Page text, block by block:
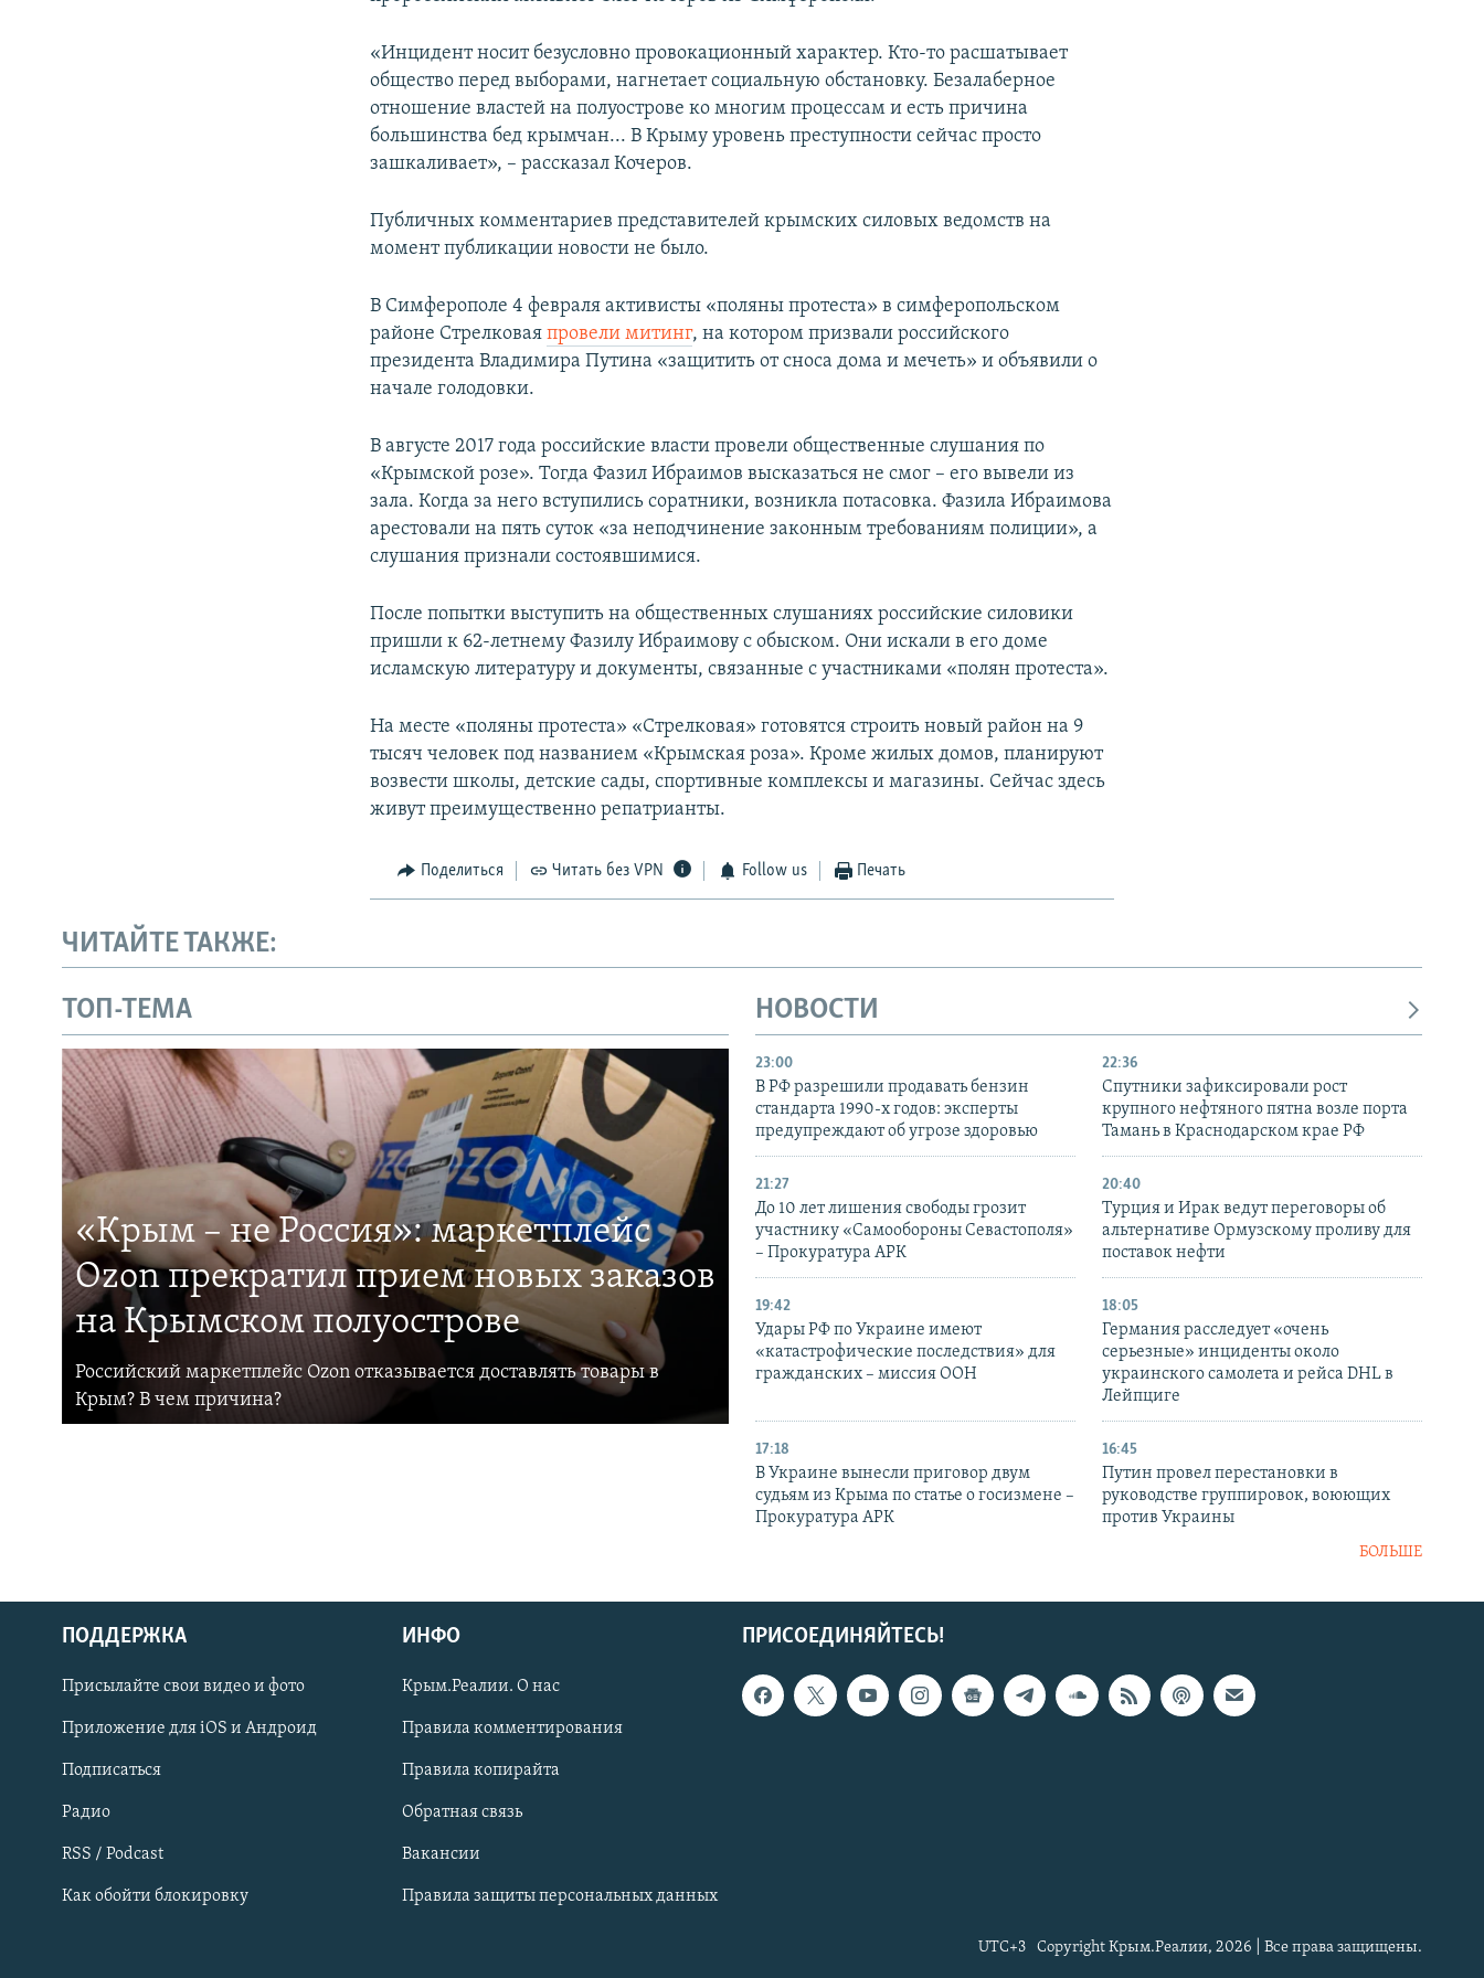
Українською
Qırımtatar
ПРИСОЕДИНЯЙТЕСЬ!
«Инцидент носит безусловно провокационный характер. Кто-то расшатывает
общество перед выборами, нагнетает социальную обстановку. Безалаберное
отношение властей на полуострове ко многим процессам и есть причина
большинства бед крымчан... В Крыму уровень преступности сейчас просто
зашкаливает», – рассказал Кочеров.
Публичных комментариев представителей крымских силовых ведомств на
момент публикации новости не было.
В Симферополе 4 февраля активисты «поляны протеста» в симферопольском
районе Стрелковая ​провели митинг, на котором призвали российского
президента Владимира Путина «защитить от сноса дома и мечеть» и объявили о
начале голодовки.
В августе 2017 года российские власти провели общественные слушания по
«Крымской розе». Тогда Фазил Ибраимов высказаться не смог – его вывели из
зала. Когда за него вступились соратники, возникла потасовка. Фазила Ибраимова
арестовали на пять суток «за неподчинение законным требованиям полиции», а
слушания признали состоявшимися.
После попытки выступить на общественных слушаниях российские силовики
пришли к 62-летнему Фазилу Ибраимову с обыском. Они искали в его доме
исламскую литературу и документы, связанные с участниками «полян протеста».
На месте «поляны протеста» «Стрелковая» готовятся строить новый район на 9
тысяч человек под названием «Крымская роза». Кроме жилых домов, планируют
возвести школы, детские сады, спортивные комплексы и магазины. Сейчас здесь
живут преимущественно репатрианты.
Поделиться Читать без VPN Follow us Печать
ЧИТАЙТЕ ТАКЖЕ:
ТОП-ТЕМА
«Крым – не Россия»: маркетплейс
Ozon прекратил прием новых заказов
на Крымском полуострове
Российский маркетплейс Ozon отказывается доставлять товары в
Крым? В чем причина?
НОВОСТИ
23:00
В РФ разрешили продавать бензин
стандарта 1990-х годов: эксперты
предупреждают об угрозе здоровью
22:36
Спутники зафиксировали рост
крупного нефтяного пятна возле порта
Тамань в Краснодарском крае РФ
21:27
До 10 лет лишения свободы грозит
участнику «Самообороны Севастополя»
– Прокуратура АРК
20:40
Турция и Ирак ведут переговоры об
альтернативе Ормузскому проливу для
поставок нефти
19:42
Удары РФ по Украине имеют
«катастрофические последствия» для
гражданских – миссия ООН
18:05
Германия расследует «очень
серьезные» инциденты около
украинского самолета и рейса DHL в
Лейпциге
17:18
В Украине вынесли приговор двум
судьям из Крыма по статье о госизмене –
Прокуратура АРК
16:45
Путин провел перестановки в
руководстве группировок, воюющих
против Украины
БОЛЬШЕ
ПРИСОЕДИНЯЙТЕСЬ!
ПОДДЕРЖКА
Присылайте свои видео и фото
Приложение для iOS и Андроид
Подписаться
Радио
RSS / Podcast
Как обойти блокировку
ИНФО
Крым.Реалии. О нас
Правила комментирования
Правила копирайта
Обратная связь
Вакансии
Правила защиты персональных данных
Copyright Крым.Реалии, 2026 | Все права защищены.
UTC+3